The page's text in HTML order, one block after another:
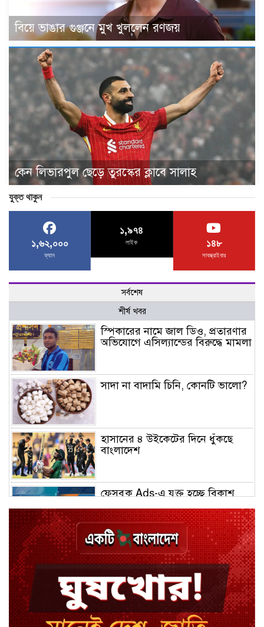
বিয়ে ভাঙার গুঞ্জনে মুখ খুললেন রণজয়
কেন লিভারপুল ছেড়ে তুরস্কের ক্লাবে সালাহ
যুক্ত থাকুন
১,৬২,০০০
ফ্যান
১,৯৭৪
লাইক ১৪৮
সাবস্ক্রাইবার
সর্বশেষ
শীর্ষ খবর
স্পিকারের নামে জাল ডিও, প্রতারণার
অভিযোগে এসিল্যান্ডের বিরুদ্ধে মামলা
সাদা না বাদামি চিনি, কোনটি ভালো?
হাসানের ৪ উইকেটের দিনে ধুঁকছে
বাংলাদেশ
ফেসবুক Ads-এ যুক্ত হচ্ছে বিকাশ
বিয়ে ভাঙার গুঞ্জনে মুখ খুললেন রণজয়
কেন লিভারপুল ছেড়ে তুরস্কের ক্লাবে
সালাহ